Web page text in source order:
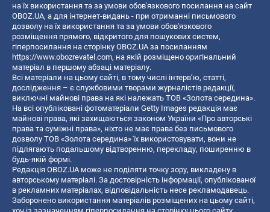
на їх використання та за умови обов'язкового посилання на сайт
OBOZ.UA, а для інтернет-видань - при отриманні письмового
дозволу на їх використання та за умови обов'язкового
розміщення прямого, відкритого для пошукових систем,
гіперпосилання на сторінку OBOZ.UA за посиланням
https://www.obozrevatel.com, на якій розміщено оригінальний
матеріал в першому абзаці матеріалу.
Всі матеріали на цьому сайті, в тому числі інтерв’ю, статті,
дослідження – є службовими творами журналістів редакції,
виключні майнові права на які належать ТОВ «Золота середина».
На всі опубліковані фотоматеріали Getty Images редакція має
майнові права, які захищаються законом України «Про авторські
права та суміжні права», ніхто не має права без письмового
дозволу ТОВ «Золота середина» їх використовувати, вони не
підлягають подальшому відтворенню, перекладу, поширенню в
будь-якій формі.
Редакція OBOZ.UA може не поділяти точку зору, викладену в
авторському матеріалі. За достовірність інформації, опублікованої
в рекламних матеріалах, відповідальність несе рекламодавець.
Заборонено використання матеріалів розміщених на цьому сайті,